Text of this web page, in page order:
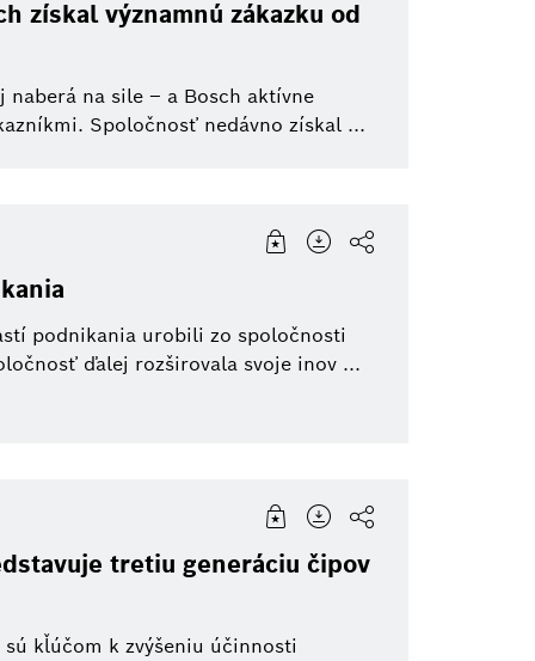
získal významnú zákazku od
na sile – a Bosch aktívne
Spoločnosť nedávno získal ...
podnikania urobili zo spoločnosti
ďalej rozširovala svoje inov ...
tretiu generáciu čipov
kľúčom k zvýšeniu účinnosti